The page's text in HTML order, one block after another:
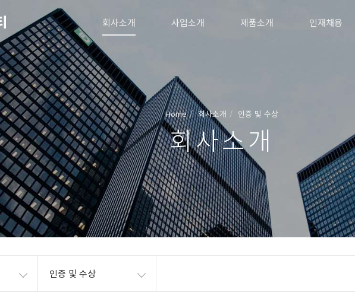
회사소개 사업소개 제품소개 인재채용
Home 회사소개 인증 및 수상
회사소개
인증 및 수상